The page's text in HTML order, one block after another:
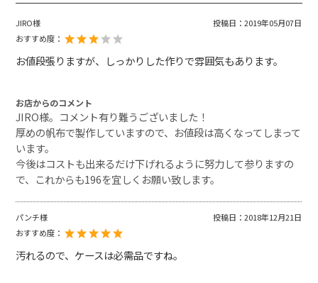
JIRO様 投稿日：2019年05月07日
おすすめ度：
お値段張りますが、しっかりした作りで雰囲気もあります。
お店からのコメント
JIRO様。コメント有り難うございました！
厚めの帆布で製作していますので、お値段は高くなってしまって
います。
今後はコストも出来るだけ下げれるように努力して参りますの
で、これからも196を宜しくお願い致します。
パンチ様 投稿日：2018年12月21日
おすすめ度：
汚れるので、ケースは必需品ですね。